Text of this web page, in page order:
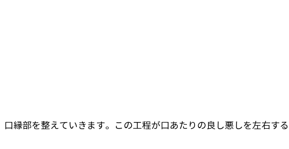
口縁部を整えていきます。この工程が口あたりの良し悪しを左右する